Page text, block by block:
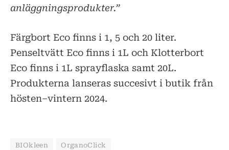
anläggningsprodukter.”
Färgbort Eco finns i 1, 5 och 20 liter.
Penseltvätt Eco finns i 1L och Klotterbort
Eco finns i 1L sprayflaska samt 20L.
Produkterna lanseras succesivt i butik från
hösten–vintern 2024.
BIOkleen OrganoClick